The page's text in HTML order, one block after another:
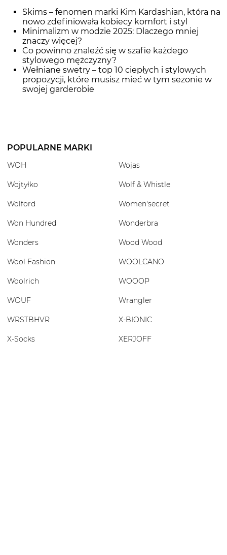
Skims – fenomen marki Kim Kardashian, która na
nowo zdefiniowała kobiecy komfort i styl
Minimalizm w modzie 2025: Dlaczego mniej
znaczy więcej?
Co powinno znaleźć się w szafie każdego
stylowego mężczyzny?
Wełniane swetry – top 10 ciepłych i stylowych
propozycji, które musisz mieć w tym sezonie w
swojej garderobie
POPULARNE MARKI
WOH Wojas
Wojtyłko Wolf & Whistle
Wolford Women'secret
Won Hundred Wonderbra
Wonders Wood Wood
Wool Fashion WOOLCANO
Woolrich WOOOP
WOUF Wrangler
WRSTBHVR X-BIONIC
X-Socks XERJOFF